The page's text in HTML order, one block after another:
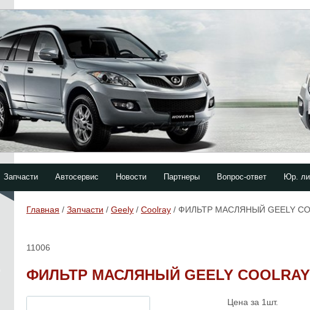
Запчасти Автосервис Новости Партнеры Вопрос-ответ Юр.
Главная / Запчасти / Geely / Coolray / ФИЛЬТР МАСЛЯНЫЙ GEELY
11006
ФИЛЬТР МАСЛЯНЫЙ GEELY
Цена за 1шт.